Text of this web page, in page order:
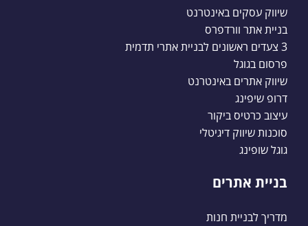
שיווק עסקים באינטרנט
בניית אתר וורדפרס
3 צעדים ראשונים לבניית אתרי תדמית
פרסום בגוגל
שיווק אתרים באינטרנט
דרופ שיפינג
עיצוב כרטיס ביקור
סוכנות שיווק דיגיטלי
גוגל שופינג
בניית אתרים
מדריך לבניית חנות